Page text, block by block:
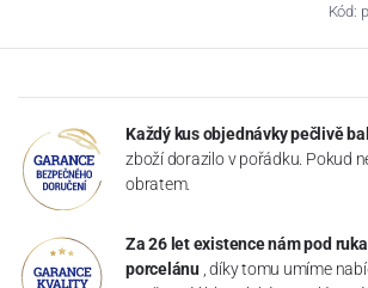
Kód:
Každý kus objednávky pečlivě
zboží dorazilo v pořádku. Pokud
obratem.
Za 26 let existence nám pod
porcelánu , díky tomu umíme